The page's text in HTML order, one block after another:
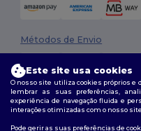
Métodos de Envio
Este site usa cookies
O nosso site utiliza cookies próprios e
lembrar as suas preferências,
experiência de navegação fluida e
interações otimizadas com o nosso
Pode gerir as suas preferências de